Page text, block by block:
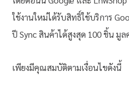
ใช้งานใหม่ได้รับสิทธิ์ใช้บริการ
ปี Sync สินค้าได้สูงสุด 100 ชิ้น มูล
เพียงมีคุณสมบัติตามเงื่อนไขดังนี้